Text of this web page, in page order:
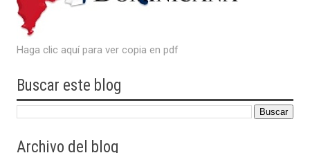
Haga clic aquí para ver copia en pdf
Buscar este blog
Archivo del blog